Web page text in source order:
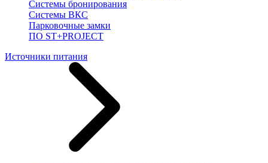
Системы бронирования
Системы ВКС
Парковочные замки
ПО ST+PROJECT
Источники питания